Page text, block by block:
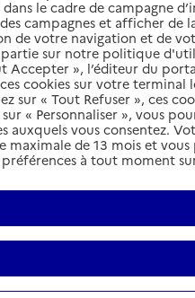
cette recherche aux favoris
(aide)
des Sociétés
dans le cadre de campagne
campagnes et afficher de
de votre navigation et de
sur notre politique
Accepter », l’éditeur du
cookies sur votre terminal
sur « Tout Refuser », ces
« Personnaliser », vous
auxquels vous consentez.
maximale de 13 mois et
à tout moment